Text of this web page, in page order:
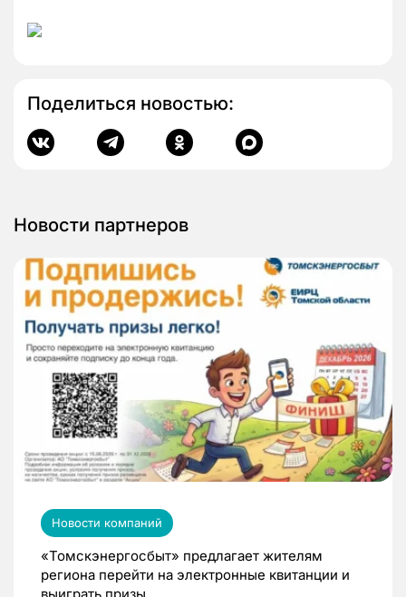
Поделиться новостью:
Новости партнеров
Новости компаний
«Томскэнергосбыт» предлагает жителям
региона перейти на электронные квитанции и